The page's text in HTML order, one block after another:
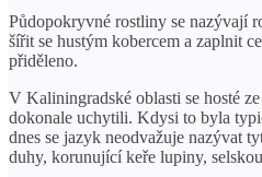
Půdopokryvné rostliny se nazývají
šířit se hustým kobercem a zaplnit
přiděleno.
V Kaliningradské oblasti se hosté
dokonale uchytili. Kdysi to byla
dnes se jazyk neodvažuje nazývat
duhy, korunující keře lupiny,